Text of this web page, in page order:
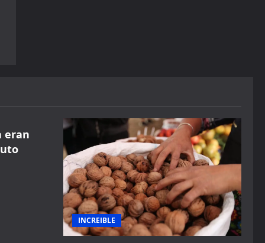
eran
INCREIBLE